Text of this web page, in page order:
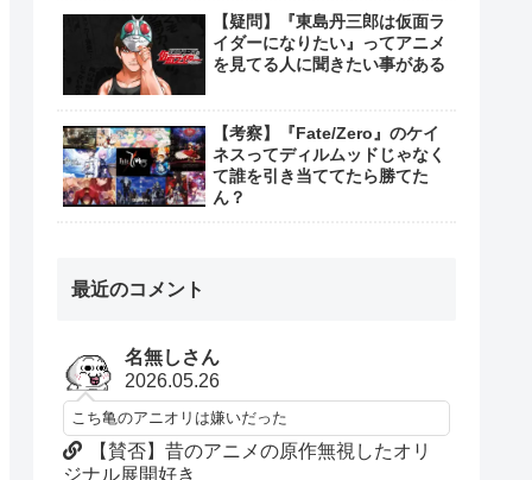
【疑問】『東島丹三郎は仮面ラ
イダーになりたい』ってアニメ
を見てる人に聞きたい事がある
【考察】『Fate/Zero』のケイ
ネスってディルムッドじゃなく
て誰を引き当ててたら勝てた
ん？
最近のコメント
名無しさん
2026.05.26
こち亀のアニオリは嫌いだった
【賛否】昔のアニメの原作無視したオリ
ジナル展開好き